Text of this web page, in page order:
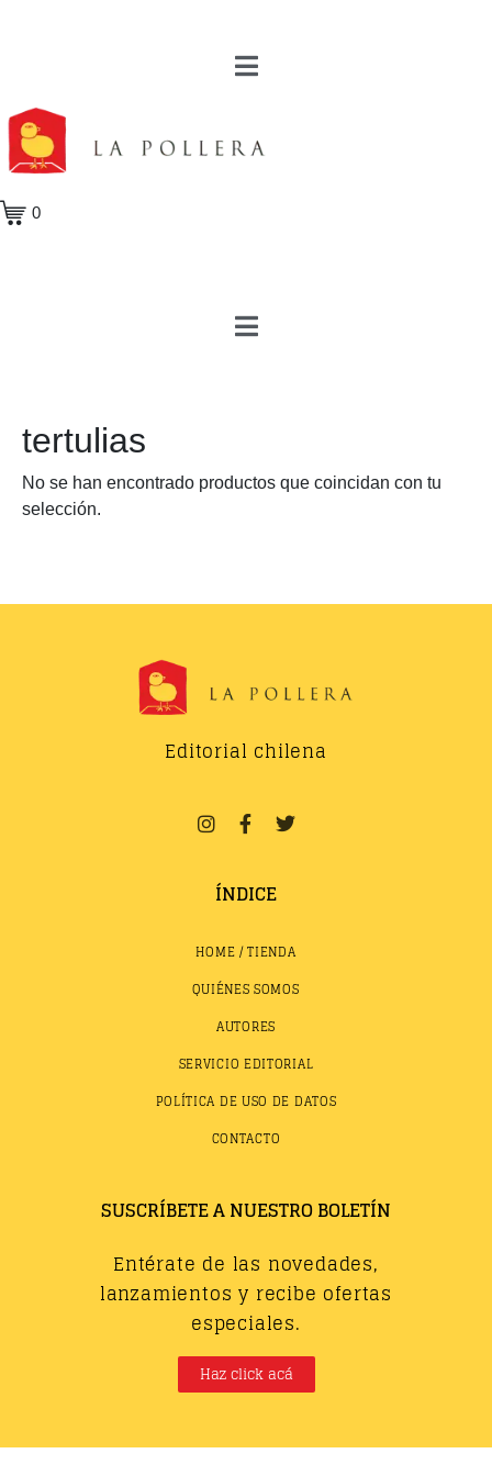
0
tertulias
No se han encontrado productos que coincidan con tu
selección.
Editorial chilena
ÍNDICE
HOME / TIENDA
QUIÉNES SOMOS
AUTORES
SERVICIO EDITORIAL
POLÍTICA DE USO DE DATOS
CONTACTO
SUSCRÍBETE A NUESTRO BOLETÍN
Entérate de las novedades,
lanzamientos y recibe ofertas
especiales.
Haz click acá